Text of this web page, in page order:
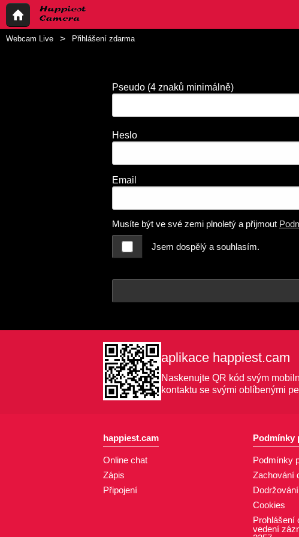
Webcam Live Přihlášení zdarma
Pseudo (4 znaků minimálně)
Heslo
Email
Musíte být ve své zemi plnoletý a přijmout
Jsem dospělý a souhlasím.
aplikace happiest.cam
Naskenujte QR kód svým
kontaktu se svými oblíbenými
happiest.cam
Online chat
Zápis
Připojení
Podmínky
Podmínky
Zachování
Dodržování
Cookies
Prohlášení
vedení